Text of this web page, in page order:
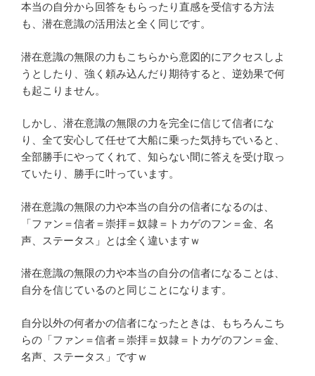
本当の自分から回答をもらったり直感を受信する方法
も、潜在意識の活用法と全く同じです。
潜在意識の無限の力もこちらから意図的にアクセスしよ
うとしたり、強く頼み込んだり期待すると、逆効果で何
も起こりません。
しかし、潜在意識の無限の力を完全に信じて信者にな
り、全て安心して任せて大船に乗った気持ちでいると、
全部勝手にやってくれて、知らない間に答えを受け取っ
ていたり、勝手に叶っています。
潜在意識の無限の力や本当の自分の信者になるのは、
「ファン＝信者＝崇拝＝奴隷＝トカゲのフン＝金、名
声、ステータス」とは全く違いますｗ
潜在意識の無限の力や本当の自分の信者になることは、
自分を信じているのと同じことになります。
自分以外の何者かの信者になったときは、もちろんこち
らの「ファン＝信者＝崇拝＝奴隷＝トカゲのフン＝金、
名声、ステータス」ですｗ